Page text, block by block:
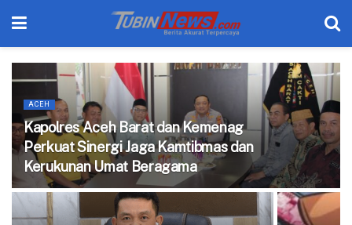
ACEH
Kapolres Aceh Barat dan Kemenag
Perkuat Sinergi Jaga Kamtibmas dan
Kerukunan Umat Beragama